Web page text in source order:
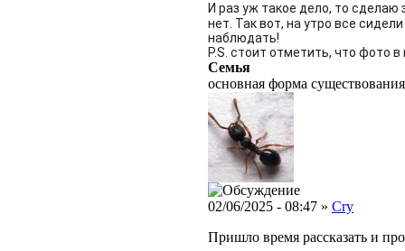
И раз уж такое дело, то сделаю
нет. Так вот, на утро все
наблюдать!
P.S. стоит отметить, что фото
Семья
основная форма
02/06/2025 - 08:47 » Cry
Пришло время рассказать и